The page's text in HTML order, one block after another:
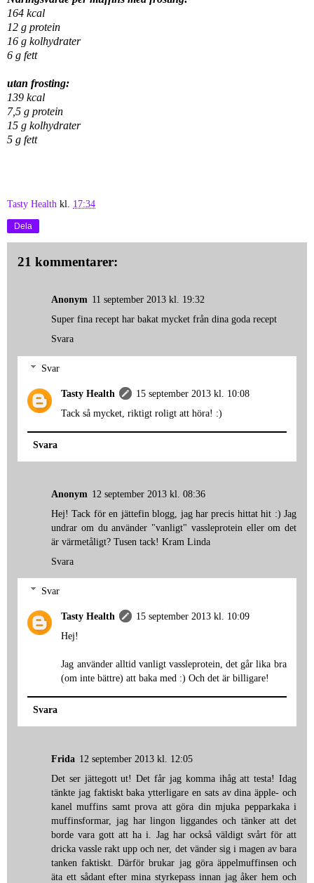
164 kcal
12 g protein
16 g kolhydrater
6 g fett
utan frosting:
139 kcal
7,5 g protein
15 g kolhydrater
5 g fett
Tasty Health kl. 17:34
Dela
21 kommentarer:
Anonym 11 september 2013 kl. 19:32
Super fina recept har bakat mycket från dina goda recept
Svara
Svar
Tasty Health
15 september 2013 kl. 10:08
Tack så mycket, riktigt roligt att höra! :)
Svara
Anonym 12 september 2013 kl. 08:36
Hej! Tack för en jättefin blogg, jag har precis hittat hit :) Jag
undrar om du använder "vanligt" vassleprotein eller om det
är värmetåligt? Tusen tack! Kram Linda
Svara
Svar
Tasty Health
15 september 2013 kl. 10:09
Hej!
Jag använder alltid vanligt vassleprotein, det går lika bra
(om inte bättre) att baka med :) Och det är billigare!
Svara
Frida 12 september 2013 kl. 12:05
Det ser jättegott ut! Det får jag komma ihåg att testa! Idag
tänkte jag faktiskt baka ytterligare en sats av dina äpple- och
kanel muffins samt prova att göra din mjuka pepparkaka i
muffinsformar, jag har lingon liggandes och tänker att det
borde vara gott att ha i. Jag har också väldigt svårt för att
dricka vassle rakt upp och ner, det vänder sig i magen av bara
tanken faktiskt. Därför brukar jag göra äppelmuffinsen och
äta ett sådant efter mina styrkepass innan jag åker hem och